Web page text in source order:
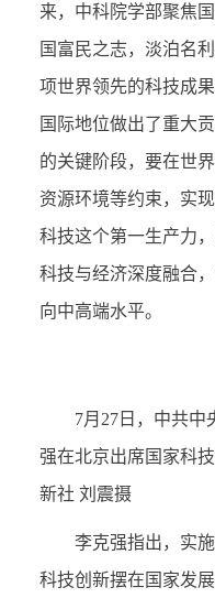
来，中科院学部聚焦
国富民之志，淡泊名
项世界领先的科技成
国际地位做出了重大
的关键阶段，要在世
资源环境等约束，实
科技这个第一生产力
科技与经济深度融合
向中高端水平。
7月27日，中共中
强在北京出席国家科
新社 刘震摄
李克强指出，实施
科技创新摆在国家发